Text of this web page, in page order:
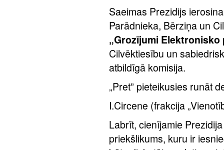
Saeimas Prezidijs
Parādnieka, Bērziņa un
„Grozījumi
Cilvēktiesību un
atbildīgā komisija.
„Pret” pieteikusies runāt
I.Circene (frakcija
Labrīt, cienījamie
priekšlikums, kuru ir